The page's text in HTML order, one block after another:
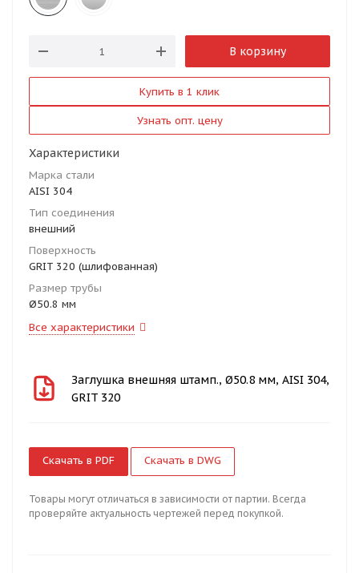
В корзину
Купить в 1 клик
Узнать опт. цену
Характеристики
Марка стали
AISI 304
Тип соединения
внешний
Поверхность
GRIT 320 (шлифованная)
Размер трубы
Ø50.8 мм
Все характеристики
Заглушка внешняя штамп., Ø50.8 мм, AISI 304,
GRIT 320
Скачать в PDF Скачать в DWG
Товары могут отличаться в зависимости от партии. Всегда
проверяйте актуальность чертежей перед покупкой.